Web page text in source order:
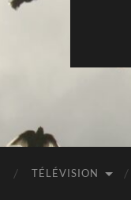
TÉLÉVISION